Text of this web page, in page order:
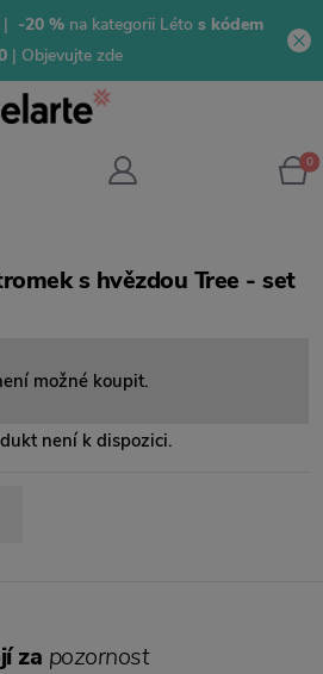
-20 % na kategorii Léto s kódem
| Objevujte zde
0
s hvězdou Tree - set
možné koupit.
není k dispozici.
za pozornost